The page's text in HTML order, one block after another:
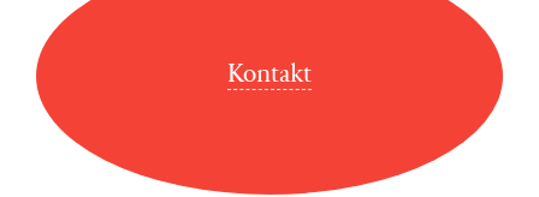
Kontakt